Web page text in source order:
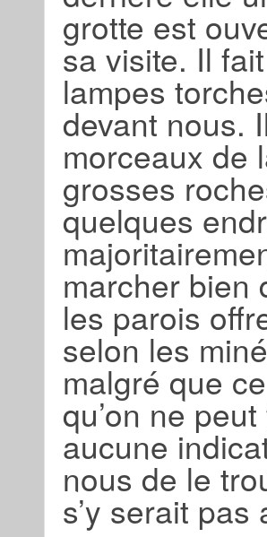
grotte est
sa visite. Il
lampes
devant nous.
morceaux de
grosses
quelques
marcher bien
les parois
selon les
malgré que
qu’on ne
aucune
nous de le
s’y serait